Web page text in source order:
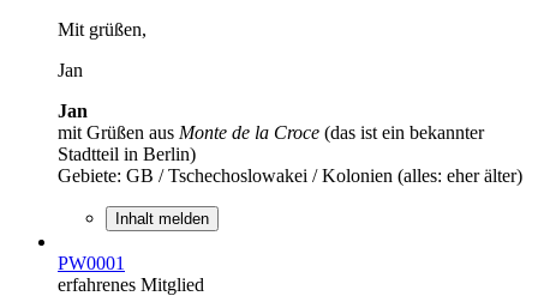
Mit grüßen,
Jan
Jan
mit Grüßen aus Monte de la Croce (das ist ein bekannter
Stadtteil in Berlin)
Gebiete: GB / Tschechoslowakei / Kolonien (alles: eher älter)
Inhalt melden
PW0001
erfahrenes Mitglied